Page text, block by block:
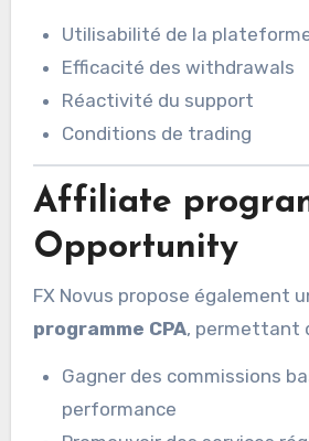
Utilisabilité de la
Efficacité des withdrawals
Réactivité du support
Conditions de trading
Affiliate
Opportunity
FX Novus propose également
programme CPA, permettant
Gagner des commissions
performance